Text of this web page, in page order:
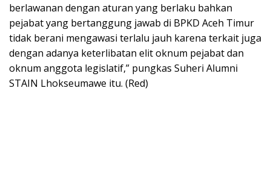
berlawanan dengan aturan yang berlaku bahkan
pejabat yang bertanggung jawab di BPKD Aceh Timur
tidak berani mengawasi terlalu jauh karena terkait juga
dengan adanya keterlibatan elit oknum pejabat dan
oknum anggota legislatif,” pungkas Suheri Alumni
STAIN Lhokseumawe itu. (Red)